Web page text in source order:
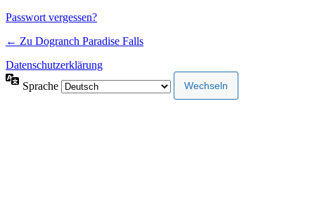
Passwort vergessen?
← Zu Dogranch Paradise Falls
Datenschutzerklärung
Sprache